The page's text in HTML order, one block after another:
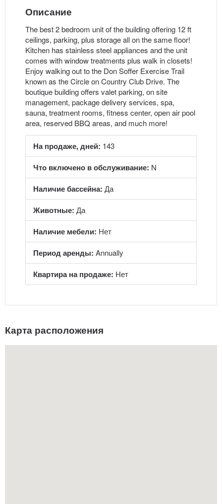
Описание
The best 2 bedroom unit of the building offering 12 ft
ceilings, parking, plus storage all on the same floor!
Kitchen has stainless steel appliances and the unit
comes with window treatments plus walk in closets!
Enjoy walking out to the Don Soffer Exercise Trail
known as the Circle on Country Club Drive. The
boutique building offers valet parking, on site
management, package delivery services, spa,
sauna, treatment rooms, fitness center, open air pool
area, reserved BBQ areas, and much more!
На продаже, дней: 143
Что включено в обслуживание: N
Наличие бассейна: Да
Животные: Да
Наличие мебели: Нет
Период аренды: Annually
Квартира на продаже: Нет
Карта расположения